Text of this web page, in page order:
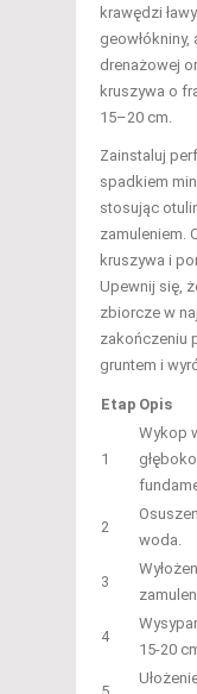
krawędzi
drenażowej
kruszywa o
15–20 cm.
Zainstaluj
spadkiem
stosując
zamuleniem.
kruszywa i
Upewnij się,
zbiorcze w
zakończeniu
gruntem i
Etap Opis
1
Wykop
2
woda.
3
4
15-20